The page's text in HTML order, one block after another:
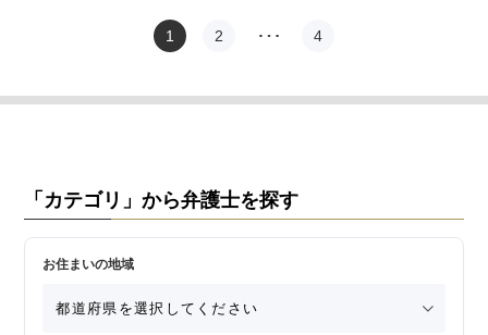
1 2 … 4
「カテゴリ」から弁護士を探す
お住まいの地域